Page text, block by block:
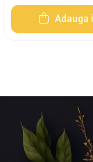
Adauga